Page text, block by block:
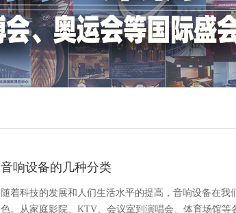
音响设备的几种分类
随着科技的发展和人们生活水平的提高，音响设备在我
色。从家庭影院、KTV、会议室到演唱会、体育场馆